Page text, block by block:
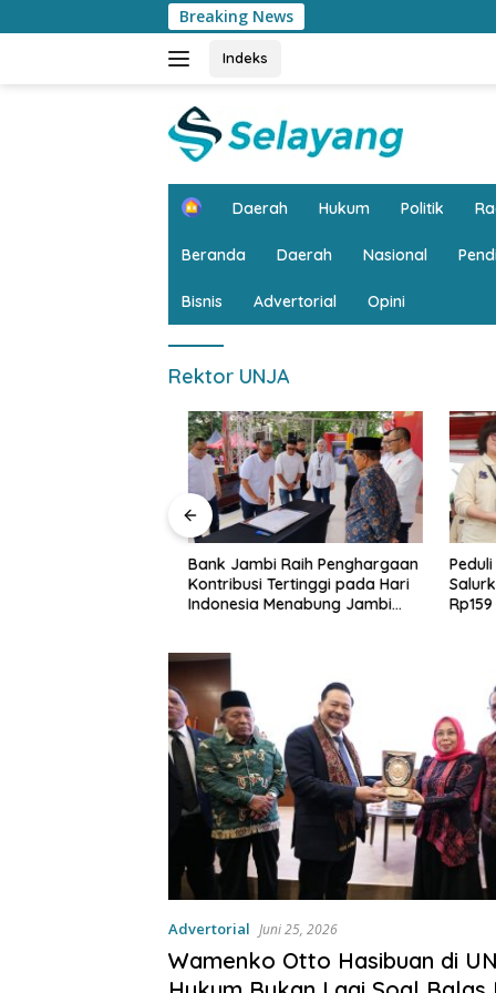
ke
Breaking News Puncak
Indeks
H
e
Daerah Hukum Politik
Beranda Daerah Nasional
Bisnis Advertorial Opini
Rektor UNJA
Bank Jambi Raih Penghargaan
Kontribusi Tertinggi pada Hari
Indonesia Menabung Jambi
Peduli
Rp159
Advertorial Juni 25, 2026
Wamenko Otto Hasibuan di